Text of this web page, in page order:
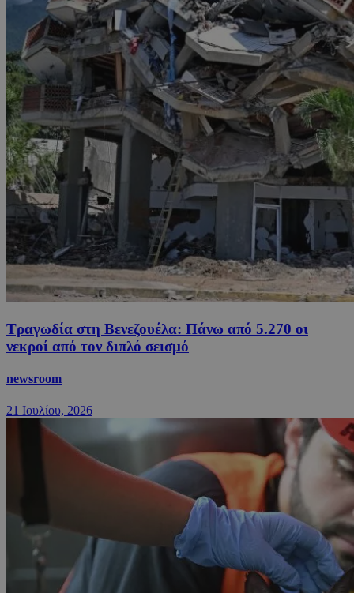
Τραγωδία στη Βενεζουέλα: Πάνω από 5.270 οι
νεκροί από τον διπλό σεισμό
newsroom
21 Ιουλίου, 2026